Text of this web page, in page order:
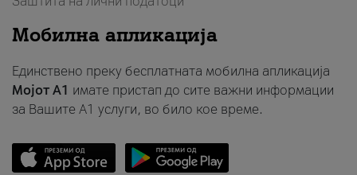
Мобилна апликација
Единствено преку бесплатната мобилна апликација
Мојот A1 имате пристап до сите важни информации
за Вашите A1 услуги, во било кое време.